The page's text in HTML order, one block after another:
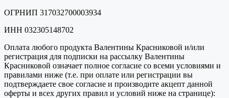
ОГРНИП 317032700003934
ИНН 032305148702
Оплата любого продукта Валентины Красниковой и/или
регистрация для подписки на рассылку Валентины
Красниковой означает полное согласие со всеми условиями и
правилами ниже (т.е. при оплате или регистрации вы
подтверждаете свое согласие и производите акцепт данной
оферты и всех других правил и условий ниже на странице):